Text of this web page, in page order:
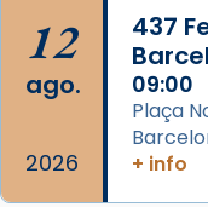
Foto
View on Facebook ·
12
ago.
2026
437
09:00
Plaça
+ info